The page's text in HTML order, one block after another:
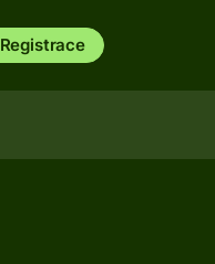
Registrace